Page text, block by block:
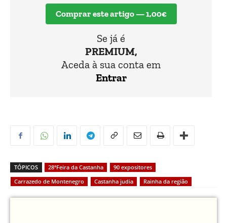
Comprar este artigo — 1,00€
Se já é
PREMIUM,
Aceda à sua conta em
Entrar
TÓPICOS 28ªFeira da Castanha
90 expositores
Carrazedo de Montenegro
Castanha judia Rainha da região